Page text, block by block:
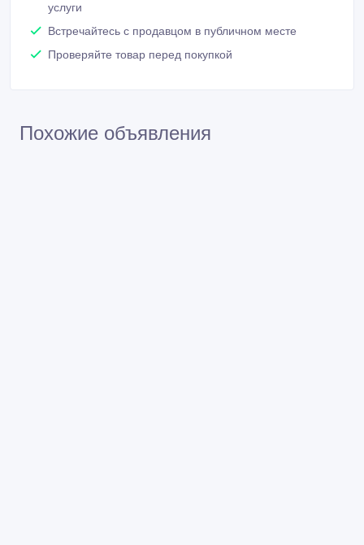
услуги
Встречайтесь с продавцом в публичном месте
Проверяйте товар перед покупкой
Похожие объявления